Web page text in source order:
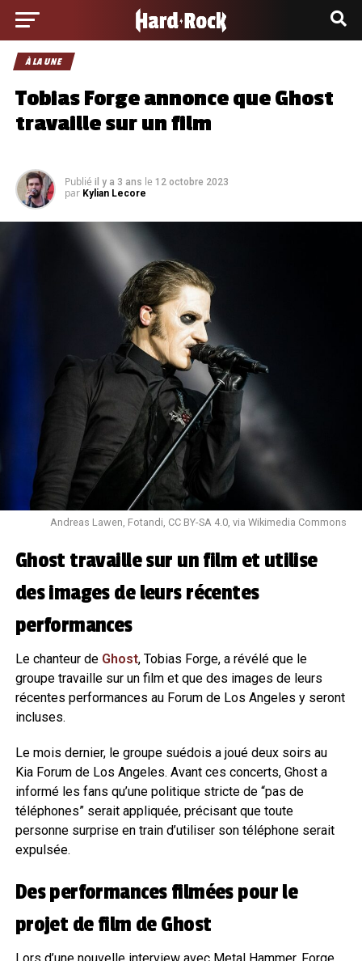
À LA UNE
Tobias Forge annonce que Ghost
travaille sur un film
Publié il y a 3 ans le 12 octobre 2023
par Kylian Lecore
Andreas Lawen, Fotandi, CC BY-SA 4.0, via Wikimedia Commons
Ghost travaille sur un film et utilise
des images de leurs récentes
performances
Le chanteur de Ghost, Tobias Forge, a révélé que le
groupe travaille sur un film et que des images de leurs
récentes performances au Forum de Los Angeles y seront
incluses.
Le mois dernier, le groupe suédois a joué deux soirs au
Kia Forum de Los Angeles. Avant ces concerts, Ghost a
informé les fans qu’une politique stricte de “pas de
téléphones” serait appliquée, précisant que toute
personne surprise en train d’utiliser son téléphone serait
expulsée.
Des performances filmées pour le
projet de film de Ghost